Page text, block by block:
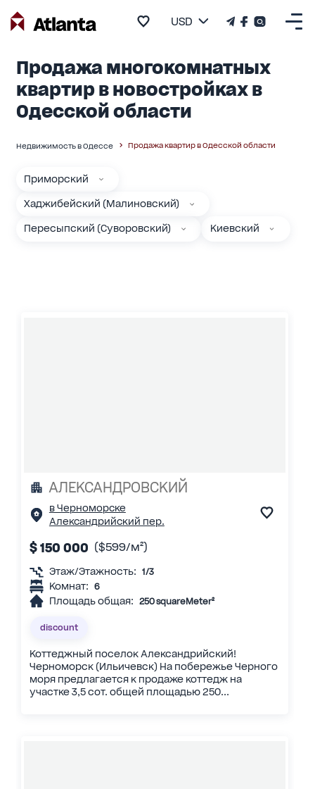
USD
Продажа многокомнатных
квартир в новостройках в
Одесской области
Недвижимость в Одессе Продажа квартир в Одесской области
Приморский
Хаджибейский (Малиновский)
Пересыпский (Суворовский) Киевский
АЛЕКСАНДРОВСКИЙ
в Черноморске
Александрийский пер.
$ 150 000 ($599/м²)
Этаж/Этажность: 1/3
Комнат: 6
Площадь общая: 250 squareMeter²
discount
Коттеджный поселок Александрийский!
Черноморск (Ильичевск) На побережье Черного
моря предлагается к продаже коттедж на
участке 3,5 сот. общей площадью 250...